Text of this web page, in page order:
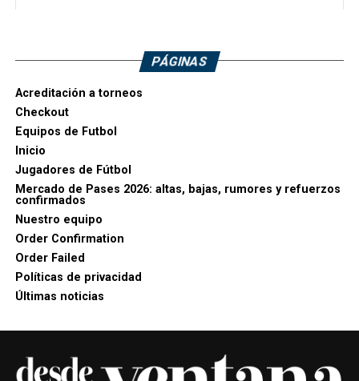
PÁGINAS
Acreditación a torneos
Checkout
Equipos de Futbol
Inicio
Jugadores de Fútbol
Mercado de Pases 2026: altas, bajas, rumores y refuerzos
confirmados
Nuestro equipo
Order Confirmation
Order Failed
Políticas de privacidad
Últimas noticias